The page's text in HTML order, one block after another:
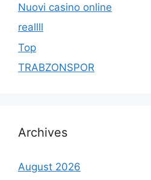
Nuovi casino online
reallll
Top
TRABZONSPOR
Archives
August 2026